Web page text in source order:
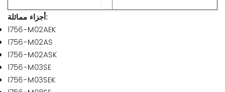
أجزاء مماثلة:
1756-M02AEK
1756-M02AS
1756-M02ASK
1756-M03SE
1756-M03SEK